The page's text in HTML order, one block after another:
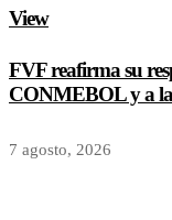
View
FVF reafirma su
CONMEBOL y a
7 agosto, 2026